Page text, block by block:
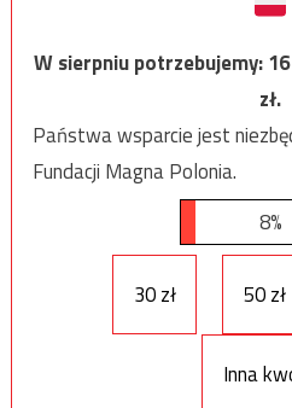
W sierpniu potrzebujemy:
zł.
Państwa wsparcie jest
Fundacji Magna Polonia.
8%
30 zł 50 zł
Inna